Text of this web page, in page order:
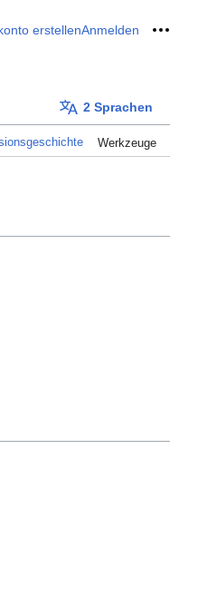
erstellenAnmelden Meine
2 Sprachen
Werkzeuge